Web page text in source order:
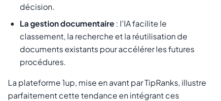
décision.
La gestion documentaire: l'IA facilite le
classement, la recherche et la réutilisation de
documents existants pour accélérer les futures
procédures.
La plateforme 1up, mise en avant par TipRanks, illustre
parfaitement cette tendance en intégrant ces